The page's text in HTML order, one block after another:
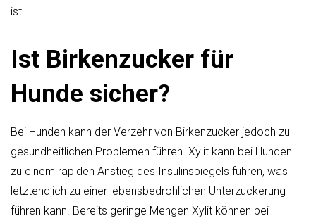
ist.
Ist Birkenzucker für
Hunde sicher?
Bei Hunden kann der Verzehr von Birkenzucker jedoch zu
gesundheitlichen Problemen führen. Xylit kann bei Hunden
zu einem rapiden Anstieg des Insulinspiegels führen, was
letztendlich zu einer lebensbedrohlichen Unterzuckerung
führen kann. Bereits geringe Mengen Xylit können bei